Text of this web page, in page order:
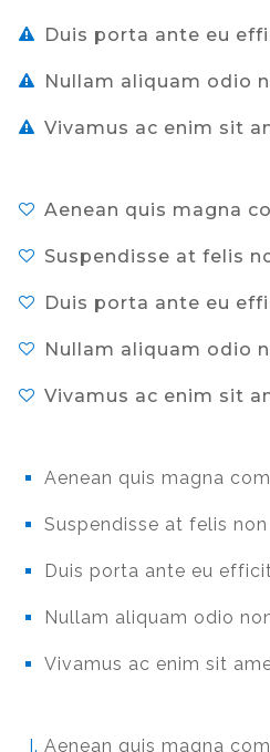
Duis porta ante eu
Nullam aliquam odio
Vivamus ac enim sit
Aenean quis magna
Suspendisse at felis
Duis porta ante eu
Nullam aliquam odio
Vivamus ac enim sit
Aenean quis magna
Suspendisse at felis non
Duis porta ante eu
Nullam aliquam odio
Vivamus ac enim sit
Aenean quis magna